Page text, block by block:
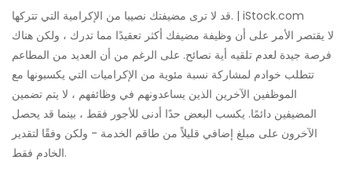
قد لا ترى مضيفتك نصيبا من الإكرامية التي تتركها. | iStock.com
لا يقتصر الأمر على أن وظيفة مضيفك أكثر تعقيدًا مما تدرك ، ولكن هناك
فرصة جيدة لعدم تلقيه أية نصائح. على الرغم من أن العديد من المطاعم
تتطلب خوادم لمشاركة نسبة مئوية من الإكراميات التي يكسبونها مع
الموظفين الآخرين الذين يساعدونهم في وظائفهم ، لا يتم تضمين
المضيفين دائمًا. يكسب البعض حدًا أدنى للأجور فقط ، بينما قد يحصل
الآخرون على مبلغ إضافي قليلاً من طاقم الخدمة - ولكن وفقًا لتقدير
الخادم فقط.